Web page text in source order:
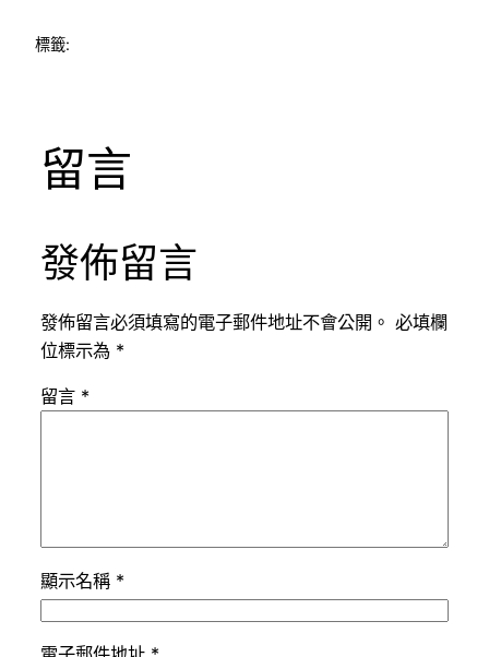
標籤:
留言
發佈留言
發佈留言必須填寫的電子郵件地址不會公開。 必填欄
位標示為 *
留言 *
顯示名稱 *